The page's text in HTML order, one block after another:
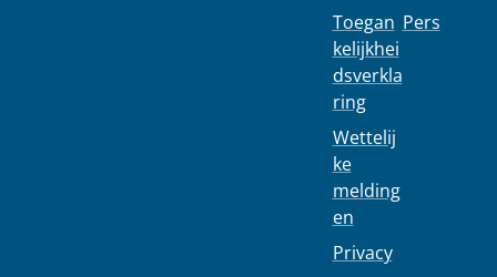
Toegan
kelijkhei
dsverkla
ring
Wettelij
ke
melding
en
Privacy
Pers